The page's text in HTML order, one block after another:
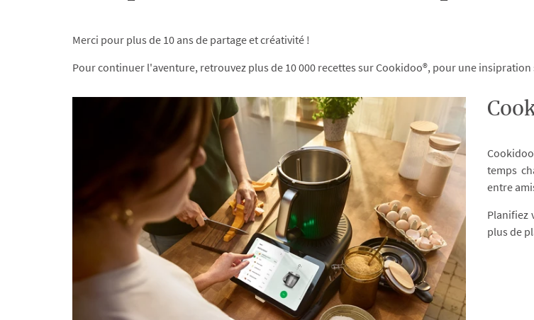
Merci pour plus de 10 ans de partage et créativité !
Pour continuer l'aventure, retrouvez plus de 10 000 recettes sur Cookidoo®, pour une
temps
entre
Planifiez
plus de